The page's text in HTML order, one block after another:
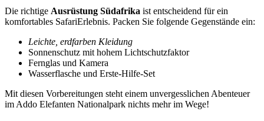
Die richtige Ausrüstung Südafrika ist entscheidend für ein
komfortables SafariErlebnis. Packen Sie folgende Gegenstände ein:
Leichte, erdfarben Kleidung
Sonnenschutz mit hohem Lichtschutzfaktor
Fernglas und Kamera
Wasserflasche und Erste-Hilfe-Set
Mit diesen Vorbereitungen steht einem unvergesslichen Abenteuer
im Addo Elefanten Nationalpark nichts mehr im Wege!